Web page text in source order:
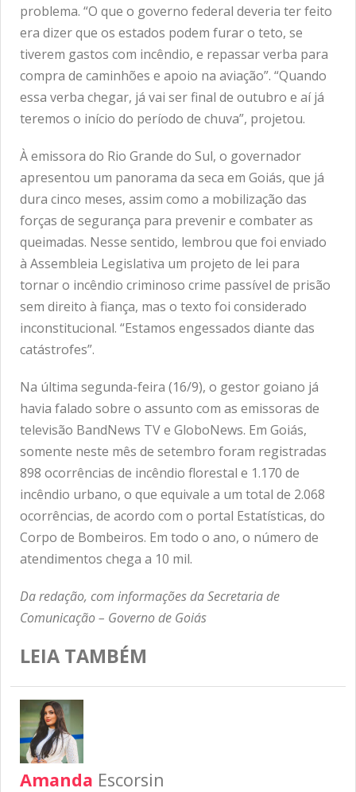
problema. “O que o governo federal deveria ter feito
era dizer que os estados podem furar o teto, se
tiverem gastos com incêndio, e repassar verba para
compra de caminhões e apoio na aviação”. “Quando
essa verba chegar, já vai ser final de outubro e aí já
teremos o início do período de chuva”, projetou.
À emissora do Rio Grande do Sul, o governador
apresentou um panorama da seca em Goiás, que já
dura cinco meses, assim como a mobilização das
forças de segurança para prevenir e combater as
queimadas. Nesse sentido, lembrou que foi enviado
à Assembleia Legislativa um projeto de lei para
tornar o incêndio criminoso crime passível de prisão
sem direito à fiança, mas o texto foi considerado
inconstitucional. “Estamos engessados diante das
catástrofes”.
Na última segunda-feira (16/9), o gestor goiano já
havia falado sobre o assunto com as emissoras de
televisão BandNews TV e GloboNews. Em Goiás,
somente neste mês de setembro foram registradas
898 ocorrências de incêndio florestal e 1.170 de
incêndio urbano, o que equivale a um total de 2.068
ocorrências, de acordo com o portal Estatísticas, do
Corpo de Bombeiros. Em todo o ano, o número de
atendimentos chega a 10 mil.
Da redação, com informações da Secretaria de
Comunicação – Governo de Goiás
LEIA TAMBÉM
Amanda Escorsin